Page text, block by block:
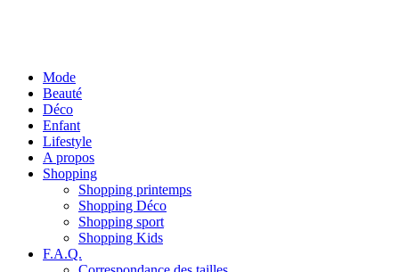
Mode
Beauté
Déco
Enfant
Lifestyle
A propos
Shopping
Shopping printemps
Shopping Déco
Shopping sport
Shopping Kids
F.A.Q.